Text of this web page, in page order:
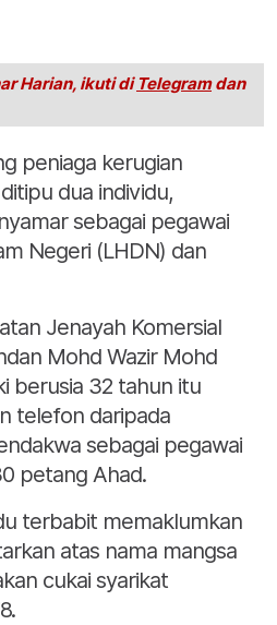
Harian, ikuti di Telegramdan
peniaga kerugian
dua individu,
sebagai pegawai
Negeri (LHDN) dan
Jenayah Komersial
Mohd Wazir Mohd
berusia 32 tahun itu
telefon daripada
sebagai pegawai
petang Ahad.
terbabit memaklumkan
atas nama mangsa
cukai syarikat